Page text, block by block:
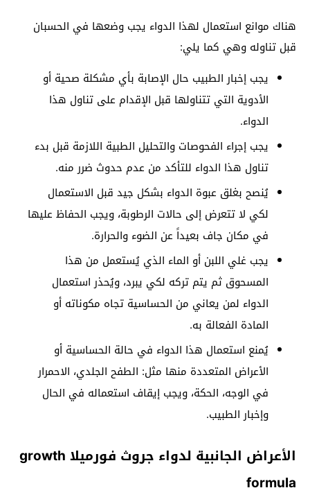
هناك موانع استعمال لهذا الدواء يجب وضعها في الحسبان
قبل تناوله وهي كما يلي:
يجب إخبار الطبيب حال الإصابة بأي مشكلة صحية أو
الأدوية التي تتناولها قبل الإقدام على تناول هذا
الدواء.
يجب إجراء الفحوصات والتحليل الطبية اللازمة قبل بدء
تناول هذا الدواء للتأكد من عدم حدوث ضرر منه.
يُنصح بغلق عبوة الدواء بشكل جيد قبل الاستعمال
لكي لا تتعرض إلى حالات الرطوبة، ويجب الحفاظ عليها
في مكان جاف بعيداً عن الضوء والحرارة.
يجب غلي اللبن أو الماء الذي يُستعمل من هذا
المسحوق ثم يتم تركه لكي يبرد، ويُحذر استعمال
الدواء لمن يعاني من الحساسية تجاه مكوناته أو
المادة الفعالة به.
يُمنع استعمال هذا الدواء في حالة الحساسية أو
الأعراض المتعددة منها مثل: الطفح الجلدي، الاحمرار
في الوجه، الحكة، ويجب إيقاف استعماله في الحال
وإخبار الطبيب.
الأعراض الجانبية لدواء جروث فورميلا growth
formula